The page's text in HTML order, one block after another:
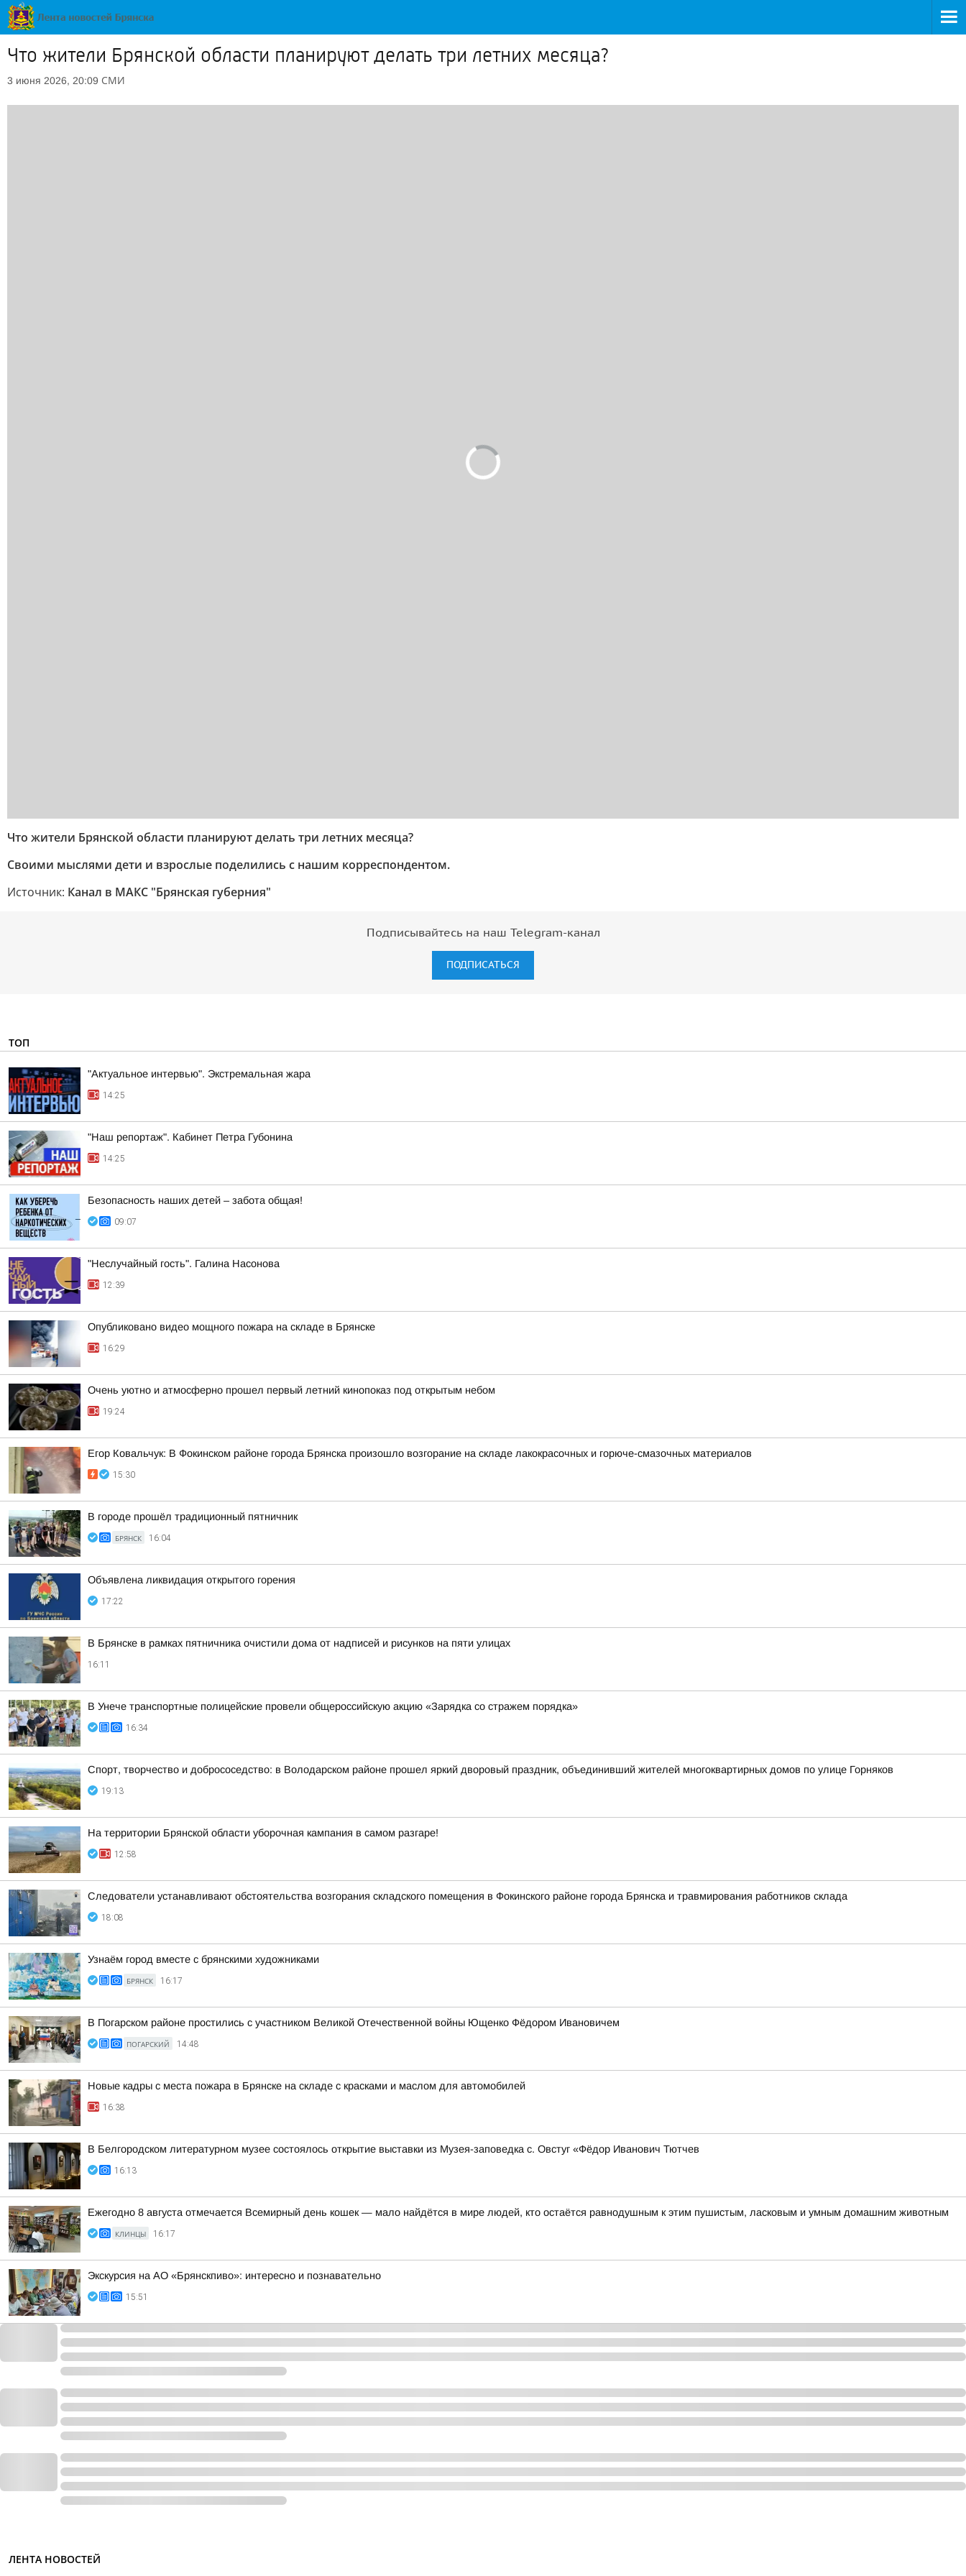
Что жители Брянской области планируют делать три летних месяца?
3 июня 2026, 20:09 СМИ
Что жители Брянской области планируют делать три летних месяца?
Своими мыслями дети и взрослые поделились с нашим корреспондентом.
Источник: Канал в МАКС "Брянская губерния"
Подписывайтесь на наш Telegram-канал
ПОДПИСАТЬСЯ
ТОП
"Актуальное интервью". Экстремальная жара
14:25
"Наш репортаж". Кабинет Петра Губонина
14:25
Безопасность наших детей – забота общая!
09:07
"Неслучайный гость". Галина Насонова
12:39
Опубликовано видео мощного пожара на складе в Брянске
16:29
Очень уютно и атмосферно прошел первый летний кинопоказ под открытым небом
19:24
Егор Ковальчук: В Фокинском районе города Брянска произошло возгорание на складе лакокрасочных и горюче-смазочных материалов
15:30
В городе прошёл традиционный пятничник
БРЯНСК 16:04
Объявлена ликвидация открытого горения
17:22
В Брянске в рамках пятничника очистили дома от надписей и рисунков на пяти улицах
16:11
В Унече транспортные полицейские провели общероссийскую акцию «Зарядка со стражем порядка»
16:34
Спорт, творчество и добрососедство: в Володарском районе прошел яркий дворовый праздник, объединивший жителей многоквартирных домов по улице Горняков
19:13
На территории Брянской области уборочная кампания в самом разгаре!
12:58
Следователи устанавливают обстоятельства возгорания складского помещения в Фокинского районе города Брянска и травмирования работников склада
18:08
Узнаём город вместе с брянскими художниками
БРЯНСК 16:17
В Погарском районе простились с участником Великой Отечественной войны Ющенко Фёдором Ивановичем
ПОГАРСКИЙ 14:48
Новые кадры с места пожара в Брянске на складе с красками и маслом для автомобилей
16:38
В Белгородском литературном музее состоялось открытие выставки из Музея-заповедка с. Овстуг «Фёдор Иванович Тютчев
16:13
Ежегодно 8 августа отмечается Всемирный день кошек — мало найдётся в мире людей, кто остаётся равнодушным к этим пушистым, ласковым и умным домашним животным
КЛИНЦЫ 16:17
Экскурсия на АО «Брянскпиво»: интересно и познавательно
15:51
ЛЕНТА НОВОСТЕЙ